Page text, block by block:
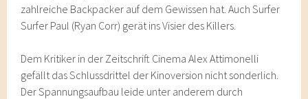
zahlreiche Backpacker auf dem Gewissen hat. Auch Surfer
Surfer Paul (Ryan Corr) gerät ins Visier des Killers.
Dem Kritiker in der Zeitschrift Cinema Alex Attimonelli
gefällt das Schlussdrittel der Kinoversion nicht sonderlich.
Der Spannungsaufbau leide unter anderem durch